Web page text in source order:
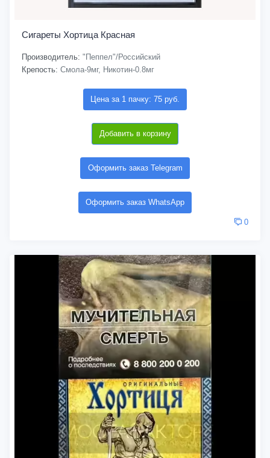
Сигареты Хортица Красная
Производитель: "Пеппел"/Российский
Крепость: Смола-9мг, Никотин-0.8мг
Цена за 1 пачку: 75 руб.
Добавить в корзину
Оформить заказ Telegram
Оформить заказ WhatsApp
0